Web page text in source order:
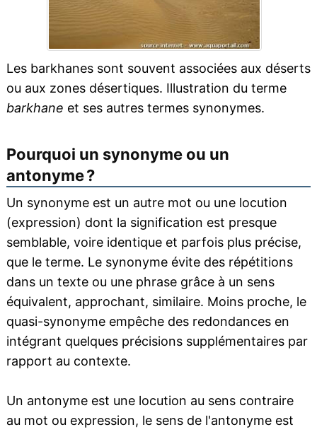
Les barkhanes sont souvent associées aux déserts
ou aux zones désertiques. Illustration du terme
barkhane et ses autres termes synonymes.
Pourquoi un synonyme ou un
antonyme ?
Un synonyme est un autre mot ou une locution
(expression) dont la signification est presque
semblable, voire identique et parfois plus précise,
que le terme. Le synonyme évite des répétitions
dans un texte ou une phrase grâce à un sens
équivalent, approchant, similaire. Moins proche, le
quasi-synonyme empêche des redondances en
intégrant quelques précisions supplémentaires par
rapport au contexte.
Un antonyme est une locution au sens contraire
au mot ou expression, le sens de l'antonyme est